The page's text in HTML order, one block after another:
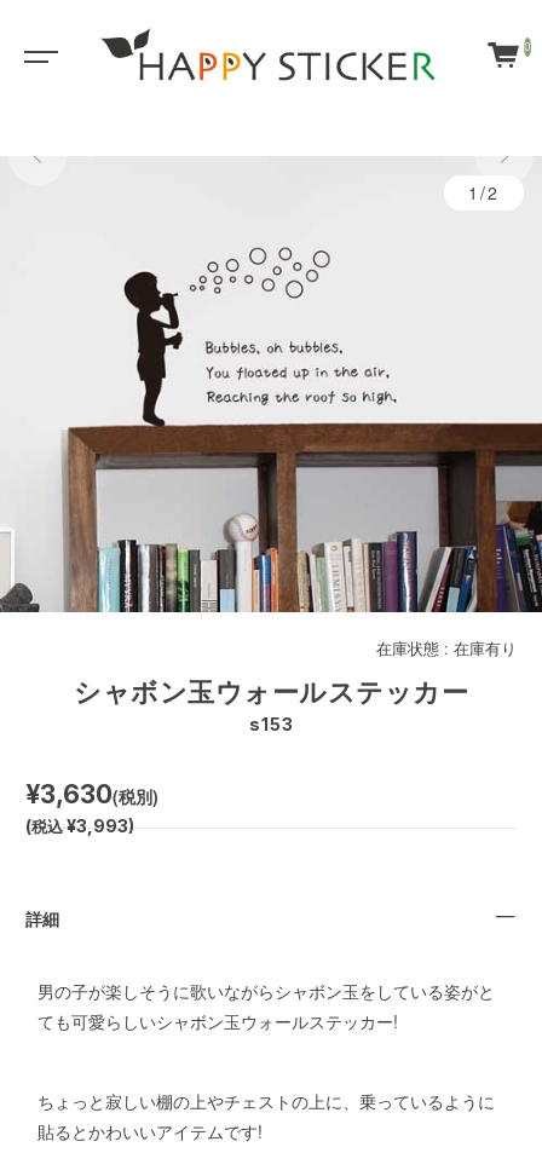
0
1/2
シャボン玉ウォールステッカー
s153
在庫状態 : 在庫有り
¥3,630(税別)
(税込¥3,993)
詳細
男の子が楽しそうに歌いながらシャボン玉をしている姿がと
ても可愛らしいシャボン玉ウォールステッカー!
ちょっと寂しい棚の上やチェストの上に、乗っているように
貼るとかわいいアイテムです!